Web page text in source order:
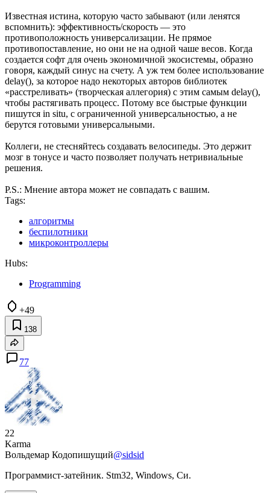
Известная истина, которую часто забывают (или ленятся
вспомнить): эффективность/скорость — это
противоположность универсализации. Не прямое
противопоставление, но они не на одной чаше весов. Когда
создается софт для очень экономичной экосистемы, образно
говоря, каждый синус на счету. А уж тем более использование
delay(), за которое надо некоторых авторов библиотек
«расстреливать» (творческая аллегория) с этим самым delay(),
чтобы растягивать процесс. Потому все быстрые функции
пишутся in situ, с ограниченной универсальностью, а не
берутся готовыми универсальными.
Коллеги, не стесняйтесь создавать велосипеды. Это держит
мозг в тонусе и часто позволяет получать нетривиальные
решения.
P.S.: Мнение автора может не совпадать с вашим.
Tags:
алгоритмы
беспилотники
микроконтроллеры
Hubs:
Programming
+49
138
77
22
Karma
Вольдемар Кодопишущий@sidsid
Программист-затейник. Stm32, Windows, Си.